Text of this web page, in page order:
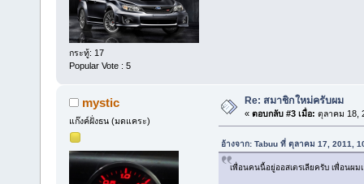
กระทู้: 17
Popular Vote : 5
mystic
แก๊งค์ฝั่งธน (มดแคระ)
Re: สมาชิกใหม่ครับผม
« ตอบกลับ #3 เมื่อ: ตุลาคม 18,
อ้างจาก: Tabuu ที่ ตุลาคม 17, 2011,
เพื่อนคนนี้อยู่ออสเตรเลียครับ เพื่อนผม